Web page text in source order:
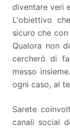
diventare veri
L'obiettivo
sicuro che
Qualora non
cercherò di
messo
ogni caso, al
Sarete
canali social